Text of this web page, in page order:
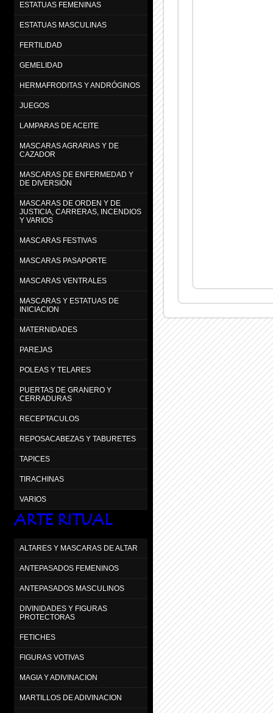
ESTATUAS FEMENINAS
ESTATUAS MASCULINAS
FERTILIDAD
GEMELIDAD
HERMAFRODITAS Y ANDRÓGINOS
JUEGOS
LAMPARAS DE ACEITE
MASCARAS AGRARIAS Y DE
CAZADOR
MASCARAS DE ENFERMEDAD Y
DE DIVERSIÒN
MASCARAS DE ORDEN Y DE
JUSTICIA, CARRERAS, INCENDIOS
Y VARIOS
MASCARAS FESTIVAS
MASCARAS PASAPORTE
MASCARAS VENTRALES
MASCARAS Y ESTATUAS DE
INICIACION
MATERNIDADES
PAREJAS
POLEAS Y TELARES
PUERTAS DE GRANERO Y
CERRADURAS
RECEPTACULOS
REPOSACABEZAS Y TABURETES
TAPICES
TIRACHINAS
VARIOS
ARTE RITUAL
ALTARES Y MASCARAS DE ALTAR
ANTEPASADOS FEMENINOS
ANTEPASADOS MASCULINOS
DIVINIDADES Y FIGURAS
PROTECTORAS
FETICHES
FIGURAS VOTIVAS
MAGIA Y ADIVINACION
MARTILLOS DE ADIVINACION